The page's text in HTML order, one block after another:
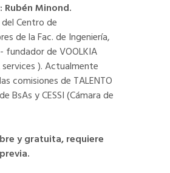
Minond.
Centro de
de la Fac. de Ingeniería,
fundador de VOOLKIA
). Actualmente
comisiones de TALENTO
BsAs y CESSI (Cámara de
y gratuita, requiere